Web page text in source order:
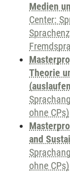
Medien
Center:
Theorie
ohne CPs)
and
ohne CPs)